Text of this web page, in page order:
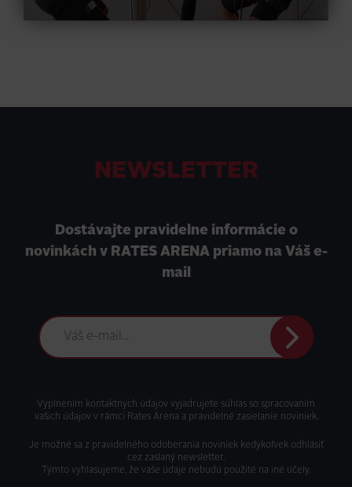
NEWSLETTER
Dostávajte pravidelne informácie o
novinkách v RATES ARENA priamo na Váš e-
mail
Odoslať
Vyplnením kontaktných údajov vyjadrujete súhlas so spracovaním
vašich údajov v rámci Rates Arena a pravidelné zasielanie noviniek.
Je možné sa z pravidelného odoberania noviniek kedykoľvek odhlásiť
cez zaslaný newsletter.
Týmto vyhlasujeme, že vaše údaje nebudú použité na iné účely.